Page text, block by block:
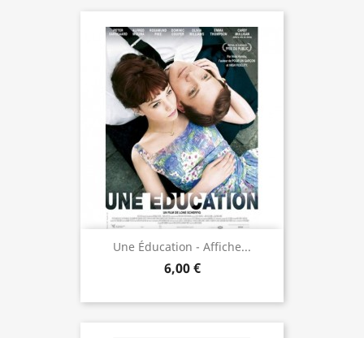
Une Éducation - Affiche...
6,00 €